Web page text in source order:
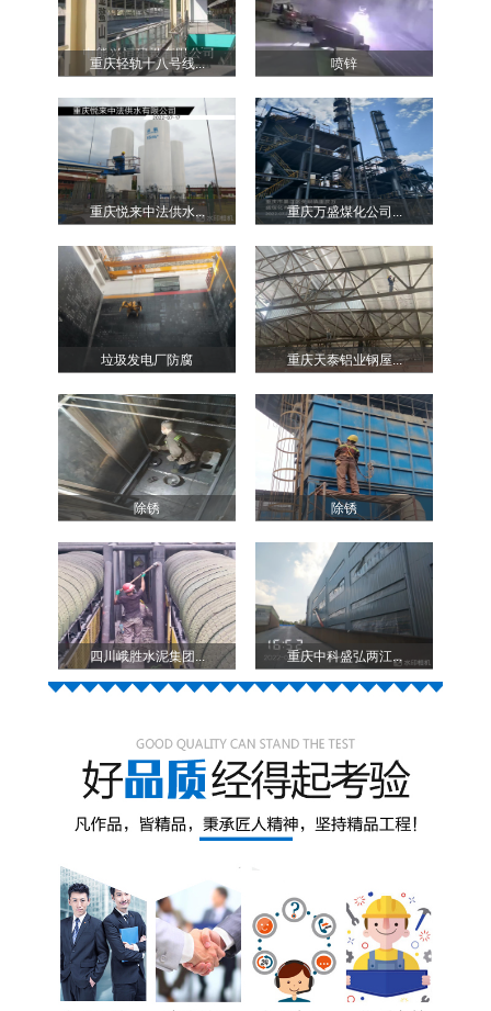
重庆轻轨十八号线... 喷锌
重庆悦来中法供水... 重庆万盛煤化公司...
垃圾发电厂防腐 重庆天泰铝业钢屋...
除锈 除锈
四川峨胜水泥集团... 重庆中科盛弘两江...